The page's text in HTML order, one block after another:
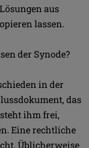
aus
lassen.
der Synode?
in der
das
ihm frei,
Eine rechtliche
Üblicherweise